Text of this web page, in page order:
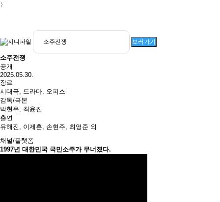
〉
보러가기
소주전쟁
공개
2025.05.30.
장르
시대극, 드라마, 오피스
감독/극본
박현우, 최윤진
출연
유해진, 이제훈, 손현주, 최영준 외
채널/플랫폼
1997년 대한민국 국민소주가 무너졌다.